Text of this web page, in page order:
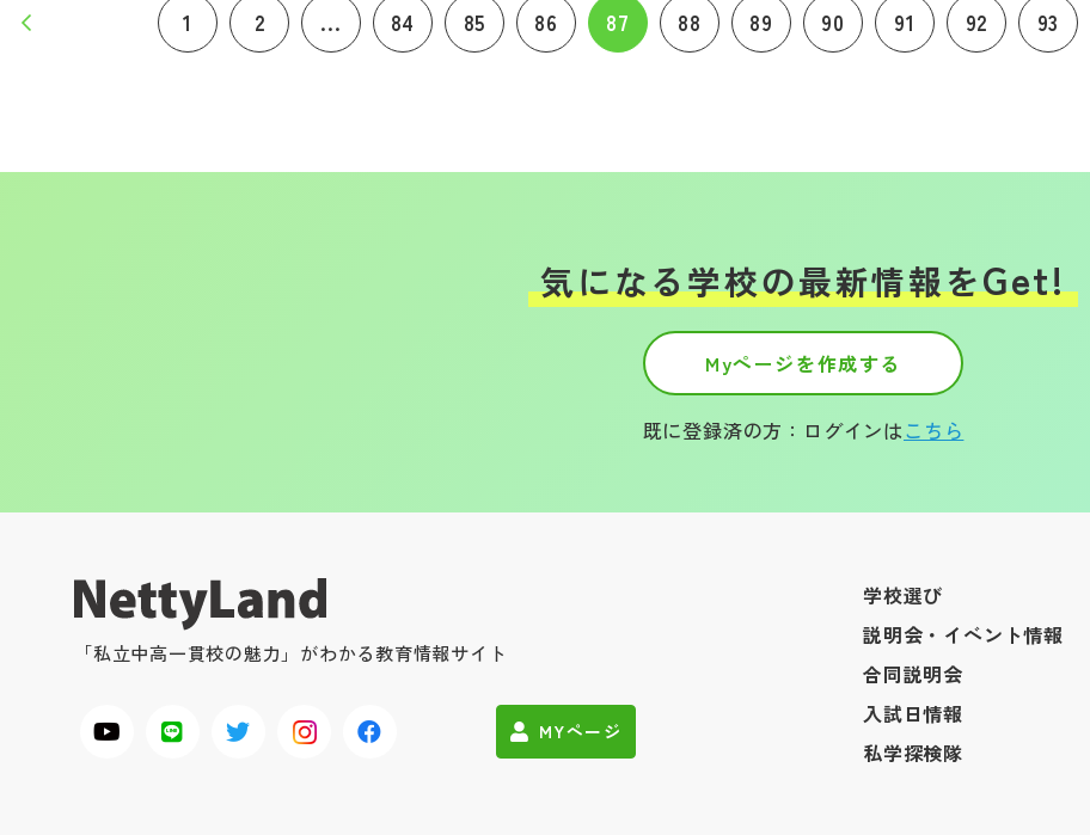
1 2 ... 84 85 86 87 88 89 90 91 92 93
気になる学校の最新情報をGet!
Myページを作成する
既に登録済の方：ログインはこちら
「私立中高一貫校の魅力」がわかる教育情報サイト
MYページ
学校選び
説明会・イベント情報
合同説明会
入試日情報
私学探検隊